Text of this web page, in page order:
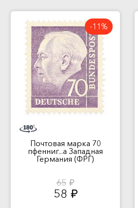
-11%
Почтовая марка 70
пфенниг...а Западная
Германия (ФРГ)
65 руб.
58 руб.